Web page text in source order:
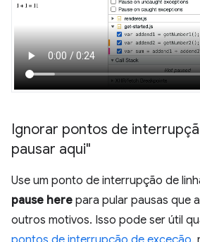
Ignorar pontos de
pausar aqui"
Use um ponto de interrupção de
pause here para pular pausas que
outros motivos. Isso pode ser útil